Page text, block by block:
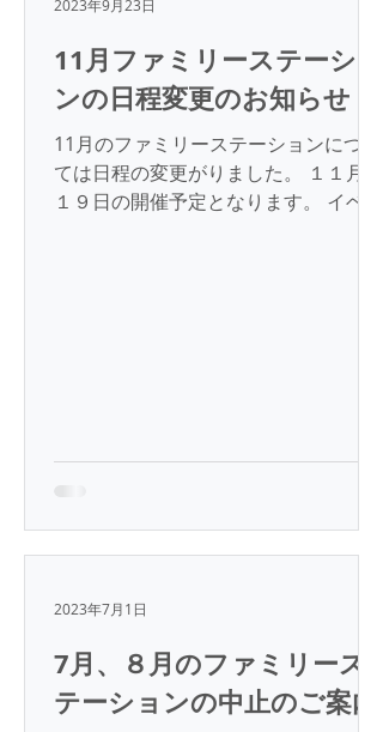
11月ファミリーステーショ
ンの日程変更のお知らせ
11月のファミリーステーションについ
ては日程の変更がりました。 １１月は
１９日の開催予定となります。 イベン
2023年9月23日
7月、８月のファミリース
テーションの中止のご案内
2023年7月1日